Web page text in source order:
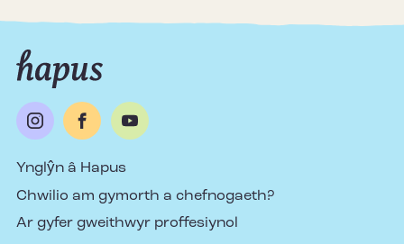
Ynglŷn â Hapus
Chwilio am gymorth a chefnogaeth?
Ar gyfer gweithwyr proffesiynol